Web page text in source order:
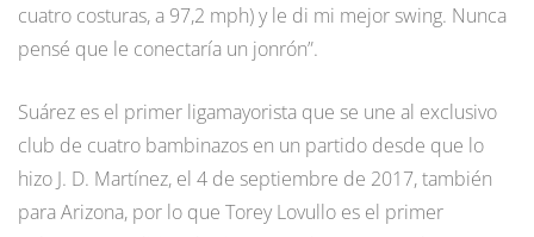
cuatro costuras, a 97,2 mph) y le di mi mejor swing. Nunca
pensé que le conectaría un jonrón”.
Suárez es el primer ligamayorista que se une al exclusivo
club de cuatro bambinazos en un partido desde que lo
hizo J. D. Martínez, el 4 de septiembre de 2017, también
para Arizona, por lo que Torey Lovullo es el primer